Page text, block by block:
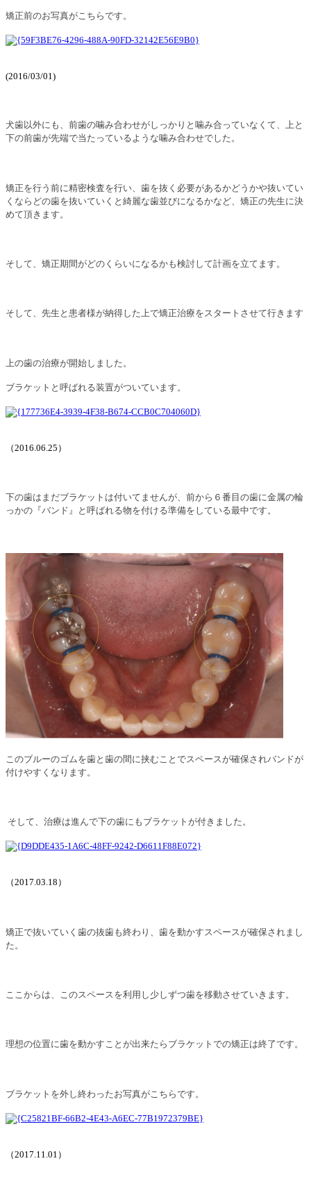
矯正前のお写真がこちらです。
(2016/03/01)
犬歯以外にも、前歯の噛み合わせがしっかりと噛み合っていなくて、上と
下の前歯が先端で当たっているような噛み合わせでした。
矯正を行う前に精密検査を行い、歯を抜く必要があるかどうかや抜いてい
くならどの歯を抜いていくと綺麗な歯並びになるかなど、矯正の先生に決
めて頂きます。
そして、矯正期間がどのくらいになるかも検討して計画を立てます。
そして、先生と患者様が納得した上で矯正治療をスタートさせて行きます
上の歯の治療が開始しました。
ブラケットと呼ばれる装置がついています。
（2016.06.25 ）
下の歯はまだブラケットは付いてませんが、前から６番目の歯に金属の輪
っかの『バンド』と呼ばれる物を付ける準備をしている最中です。
このブルーのゴムを歯と歯の間に挟むことでスペースが確保されバンドが
付けやすくなります。
そして、治療は進んで下の歯にもブラケットが付きました。
（2017.03.18 ）
矯正で抜いていく歯の抜歯も終わり、歯を動かすスペースが確保されまし
た。
ここからは、このスペースを利用し少しずつ歯を移動させていきます。
理想の位置に歯を動かすことが出来たらブラケットでの矯正は終了です。
ブラケットを外し終わったお写真がこちらです。
（2017.11.01 ）